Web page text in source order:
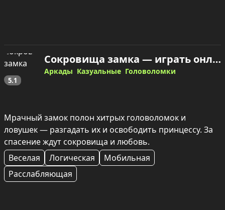
5.1
Сокровища замка — играть онлайн
Аркады Казуальные Головоломки
Мрачный замок полон хитрых головоломок и
ловушек — разгадать их и освободить принцессу. За
спасение ждут сокровища и любовь.
Веселая
Логическая
Мобильная
Расслабляющая